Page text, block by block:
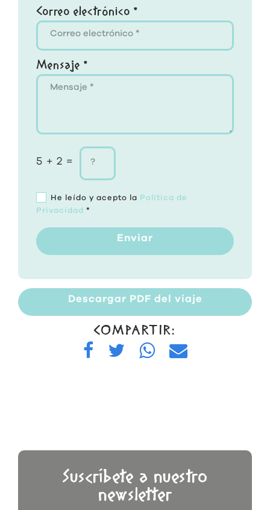
Correo electrónico *
Mensaje *
5 + 2 =
He leído y acepto la Política de
Privacidad *
Enviar
Descargar PDF del viaje
COMPARTIR:
Suscríbete a nuestro
newsletter